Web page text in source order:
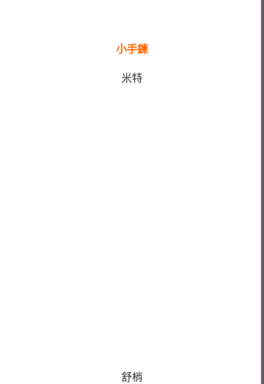
小手鍊
米特
舒梢